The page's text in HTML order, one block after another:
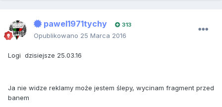
pawel1971tychy 313
Opublikowano 25 Marca 2016
Logi dzisiejsze 25.03.16
Ja nie widze reklamy może jestem ślepy, wycinam fragment przed
banem